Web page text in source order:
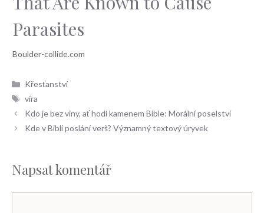
Parasites
Rubriky
Křesťanství
Štítky
víra
Kdo je bez viny, ať hodí kamenem Bible: Morální poselství
Kde v Bibli poslání verš? Významný textový úryvek
Napsat komentář